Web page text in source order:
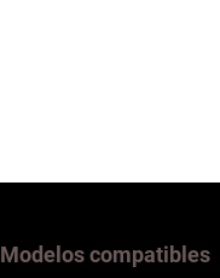
Modelos compatibles